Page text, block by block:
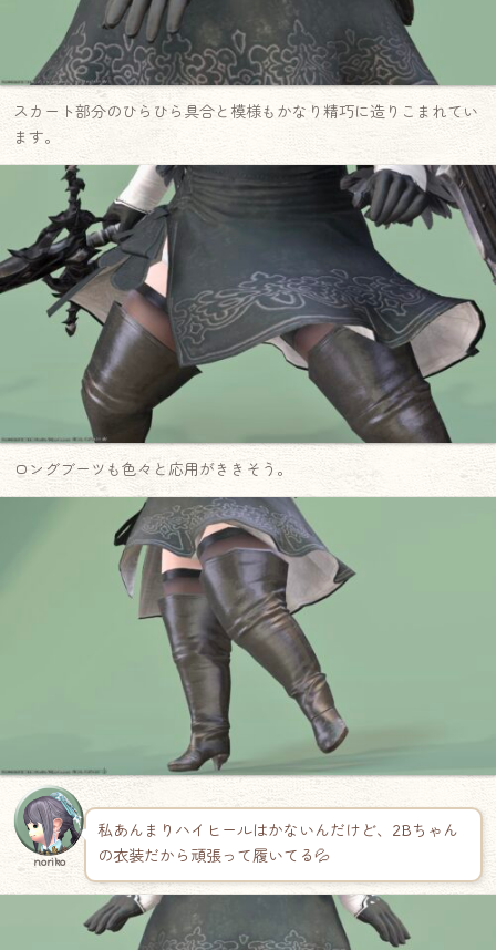
スカート部分のひらひら具合と模様もかなり精巧に造りこまれてい
ます。
ロングブーツも色々と応用がききそう。
noriko
私あんまりハイヒールはかないんだけど、2Bちゃん
の衣装だから頑張って履いてる💦